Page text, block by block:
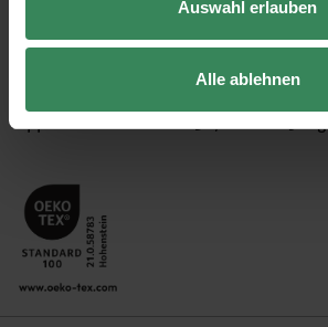
Auswahl erlauben
Alle ablehnen
viele schöne Farben zur Auswahl
Tipp! Verbrauch: Größe 38/40 = ca. 500g